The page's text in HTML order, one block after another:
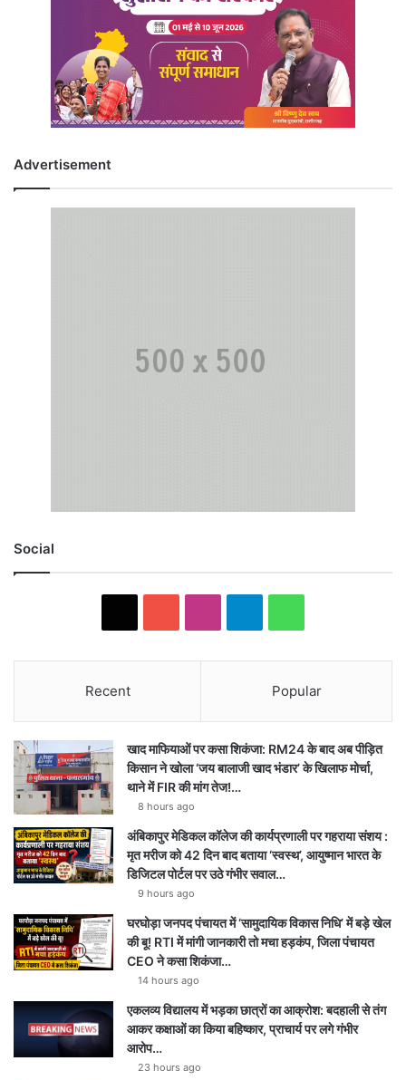
Advertisement
Social
Recent Popular
खाद माफियाओं पर कसा शिकंजा: RM24 के बाद अब पीड़ित
किसान ने खोला ‘जय बालाजी खाद भंडार’ के खिलाफ मोर्चा,
थाने में FIR की मांग तेज!…
8 hours ago
अंबिकापुर मेडिकल कॉलेज की कार्यप्रणाली पर गहराया संशय :
मृत मरीज को 42 दिन बाद बताया ‘स्वस्थ’, आयुष्मान भारत के
डिजिटल पोर्टल पर उठे गंभीर सवाल…
9 hours ago
घरघोड़ा जनपद पंचायत में ‘सामुदायिक विकास निधि’ में बड़े खेल
की बू! RTI में मांगी जानकारी तो मचा हड़कंप, जिला पंचायत
CEO ने कसा शिकंजा…
14 hours ago
एकलव्य विद्यालय में भड़का छात्रों का आक्रोश: बदहाली से तंग
आकर कक्षाओं का किया बहिष्कार, प्राचार्य पर लगे गंभीर
आरोप…
23 hours ago